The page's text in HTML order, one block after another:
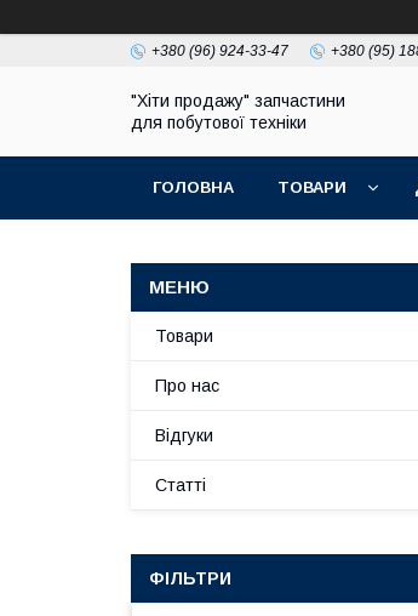
+380 (96) 924-33-47 +380 (95)
"Хіти продажу" запчастини
для побутової техніки
ГОЛОВНА ТОВАРИ
Товари
Про нас
Відгуки
Статті
ФІЛЬТРИ